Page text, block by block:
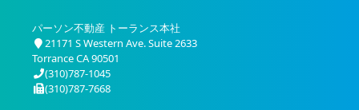
パーソン不動産 トーランス本社
21171 S Western Ave. Suite 2633
Torrance CA 90501
(310)787-1045
(310)787-7668